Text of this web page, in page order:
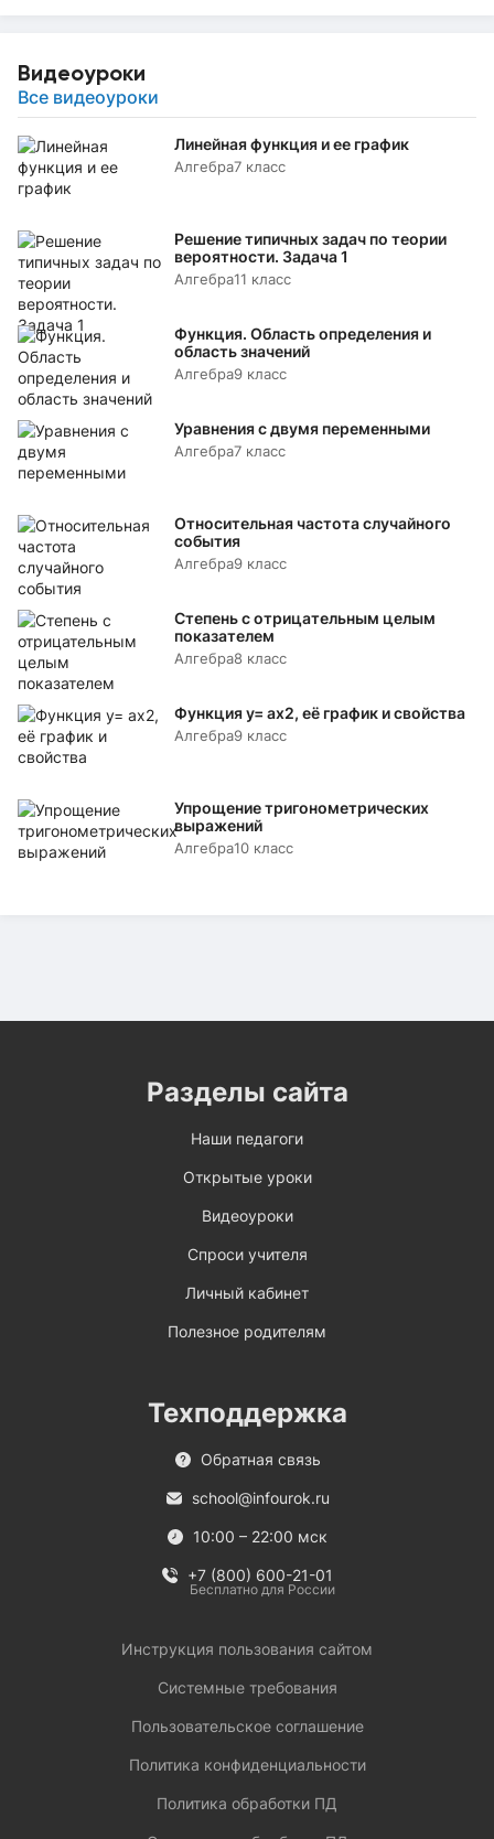
Видеоуроки
Все видеоуроки
Линейная функция и ее график
Алгебра7 класс
Решение типичных задач по теории
вероятности. Задача 1
Алгебра11 класс
Функция. Область определения и
область значений
Алгебра9 класс
Уравнения с двумя переменными
Алгебра7 класс
Относительная частота случайного
события
Алгебра9 класс
Степень с отрицательным целым
показателем
Алгебра8 класс
Функция y= аx2, её график и свойства
Алгебра9 класс
Упрощение тригонометрических
выражений
Алгебра10 класс
Разделы сайта
Наши педагоги
Открытые уроки
Видеоуроки
Спроси учителя
Личный кабинет
Полезное родителям
Техподдержка
Обратная связь
school@infourok.ru
10:00 – 22:00 мск
+7 (800) 600-21-01
Бесплатно для России
Инструкция пользования сайтом
Системные требования
Пользовательское соглашение
Политика конфиденциальности
Политика обработки ПД